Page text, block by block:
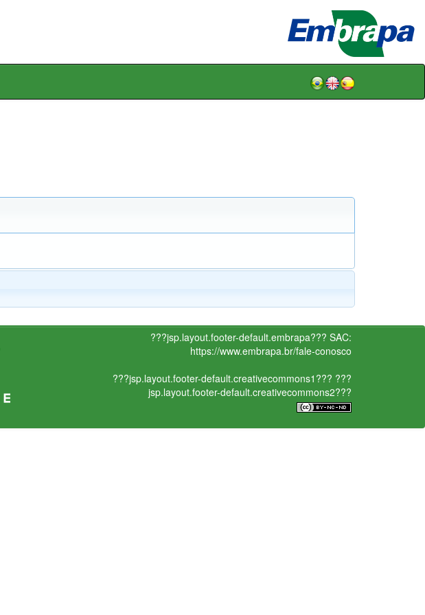
???jsp.layout.footer-default.embrapa??? SAC:
https://www.embrapa.br/fale-conosco
???jsp.layout.footer-default.creativecommons1??? ???
jsp.layout.footer-default.creativecommons2???